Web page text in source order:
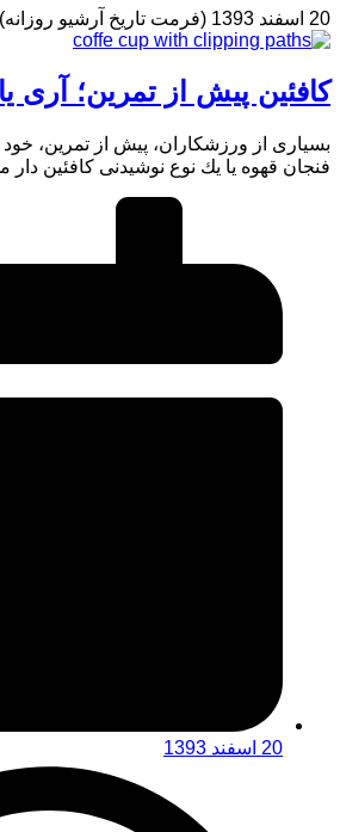
20 اسفند 1393 (فرمت تاریخ آرشیو روزانه)
كافئین پیش از تمرین؛ آری
بسیاری از ورزشكاران، پیش از تمرین،
فنجان قهوه یا یك نوع نوشیدنی كافئین دار
20 اسفند 1393